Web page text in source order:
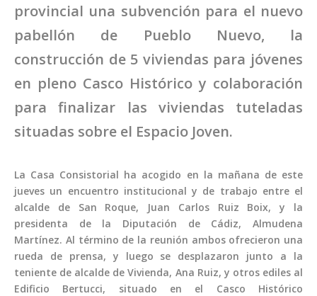
provincial una subvención para el nuevo
pabellón de Pueblo Nuevo, la
construcción de 5 viviendas para jóvenes
en pleno Casco Histórico y colaboración
para finalizar las viviendas tuteladas
situadas sobre el Espacio Joven.
La Casa Consistorial ha acogido en la mañana de este
jueves un encuentro institucional y de trabajo entre el
alcalde de San Roque, Juan Carlos Ruiz Boix, y la
presidenta de la Diputación de Cádiz, Almudena
Martínez. Al término de la reunión ambos ofrecieron una
rueda de prensa, y luego se desplazaron junto a la
teniente de alcalde de Vivienda, Ana Ruiz, y otros ediles al
Edificio Bertucci, situado en el Casco Histórico